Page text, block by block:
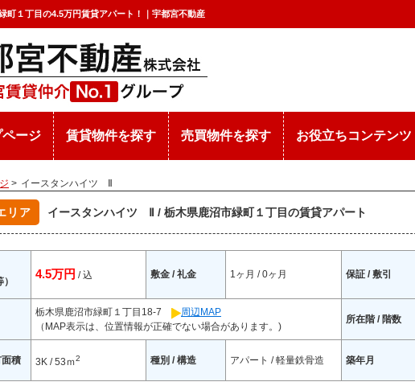
１丁目の4.5万円賃貸アパート！｜宇都宮不動産
ページ 賃貸物件を探す 売買物件を探す お役立ちコンテンツ
> イースタンハイツ Ⅱ
リア イースタンハイツ Ⅱ / 栃木県鹿沼市緑町１丁目の賃貸アパート
4.5万円 / 込 敷金 / 礼金 1ヶ月 / 0ヶ月 保証 / 敷引
栃木県鹿沼市緑町１丁目18-7
周辺MAP
（MAP表示は、位置情報が正確でない場合があります。)
所在階 / 階数
面積 3K / 53ｍ2 種別 / 構造 アパート / 軽量鉄骨造 築年月